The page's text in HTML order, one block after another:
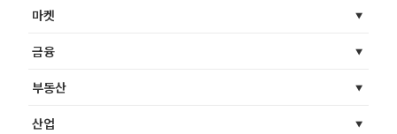
마켓
금융
부동산
산업